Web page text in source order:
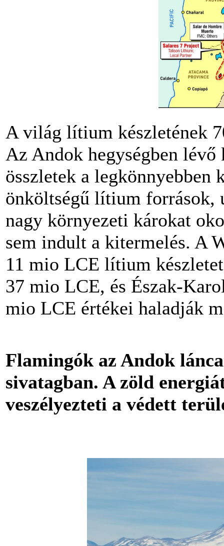
A világ lítium készletének
Az Andok hegységben
összletek a legkönnyebben
önköltségű lítium források,
nagy környezeti károkat
sem indult a kitermelés. A
11 mio LCE lítium
37 mio LCE, és Észak-
mio LCE értékei haladják
Flamingók az Andok
sivatagban. A zöld
veszélyezteti a védett